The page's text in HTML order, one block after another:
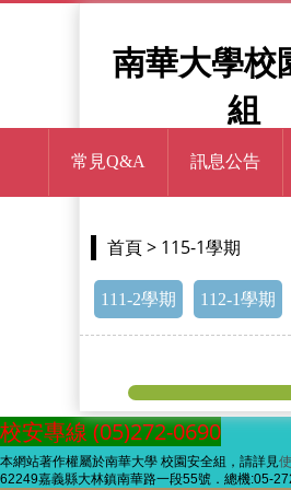
南華大學校
組
首頁 > 115-1學期
111-2學期 112-1學期
常見Q&A 訊息公告
校安專線 (05)272-0690
本網站著作權屬於南華大學 校園安全組，請詳見
62249嘉義縣大林鎮南華路一段55號．總機:05-